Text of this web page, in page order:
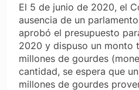
El 5 de junio de 2020, el
ausencia de un
aprobó el presupuesto
2020 y dispuso un monto
millones de gourdes
cantidad, se espera que
millones de gourdes